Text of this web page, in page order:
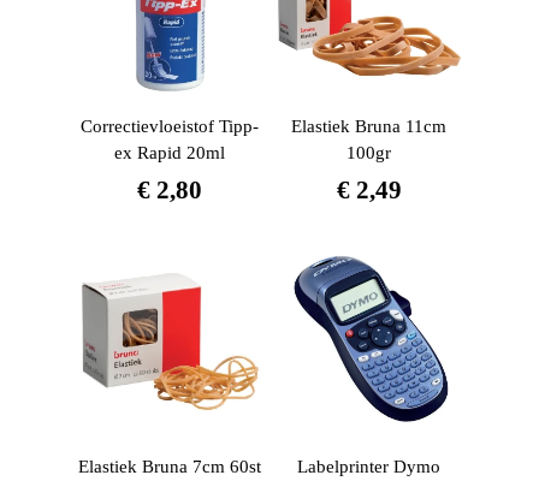
Correctievloeistof Tipp-
ex Rapid 20ml
€ 2,80
Elastiek Bruna 11cm
100gr
€2,49
Elastiek Bruna 7cm 60st
Labelprinter Dymo